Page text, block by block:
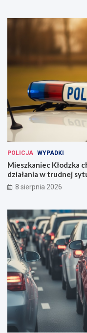
POLICJA WYPADKI
Mieszkaniec Kłodzka
działania w trudnej
8 sierpnia 2026